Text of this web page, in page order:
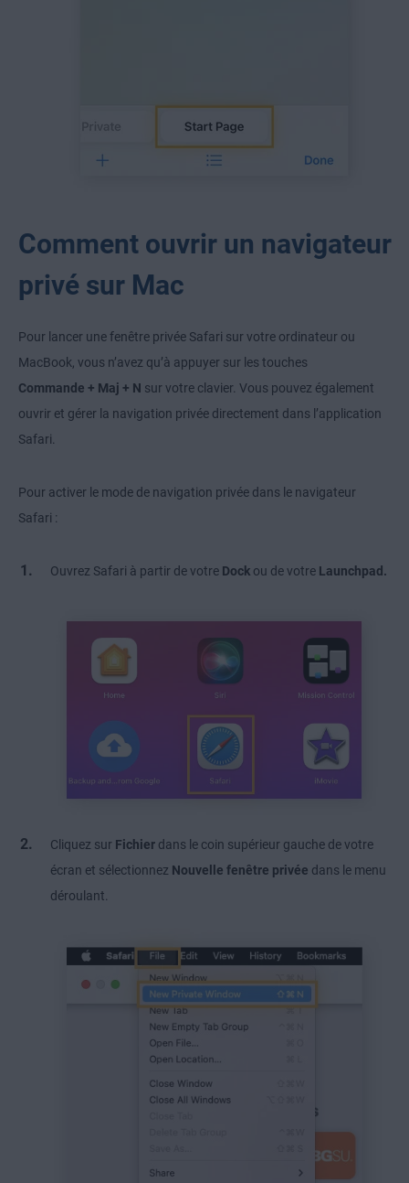
Comment ouvrir un navigateur
privé sur Mac
Pour lancer une fenêtre privée Safari sur votre ordinateur ou
MacBook, vous n’avez qu’à appuyer sur les touches
Commande + Maj + N sur votre clavier. Vous pouvez également
ouvrir et gérer la navigation privée directement dans l’application
Safari.
Pour activer le mode de navigation privée dans le navigateur
Safari :
Ouvrez Safari à partir de votre Dock ou de votre Launchpad.
Cliquez sur Fichier dans le coin supérieur gauche de votre
écran et sélectionnez Nouvelle fenêtre privée dans le menu
déroulant.